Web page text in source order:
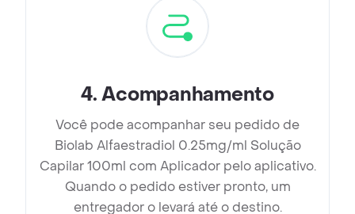
4.Acompanhamento
Você pode acompanhar seu pedido de
Biolab Alfaestradiol 0.25mg/ml Solução
Capilar 100ml com Aplicador pelo aplicativo.
Quando o pedido estiver pronto, um
entregador o levará até o destino.